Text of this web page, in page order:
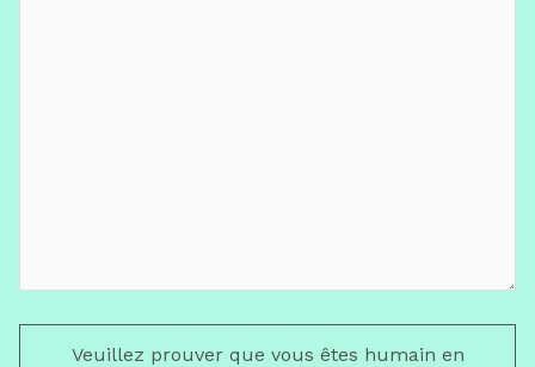
Veuillez prouver que vous êtes humain en